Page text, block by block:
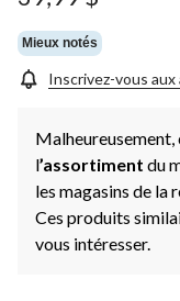
Mieux notés
Inscrivez-vous
l’assortiment du
les magasins de la
Ces produits
vous intéresser.